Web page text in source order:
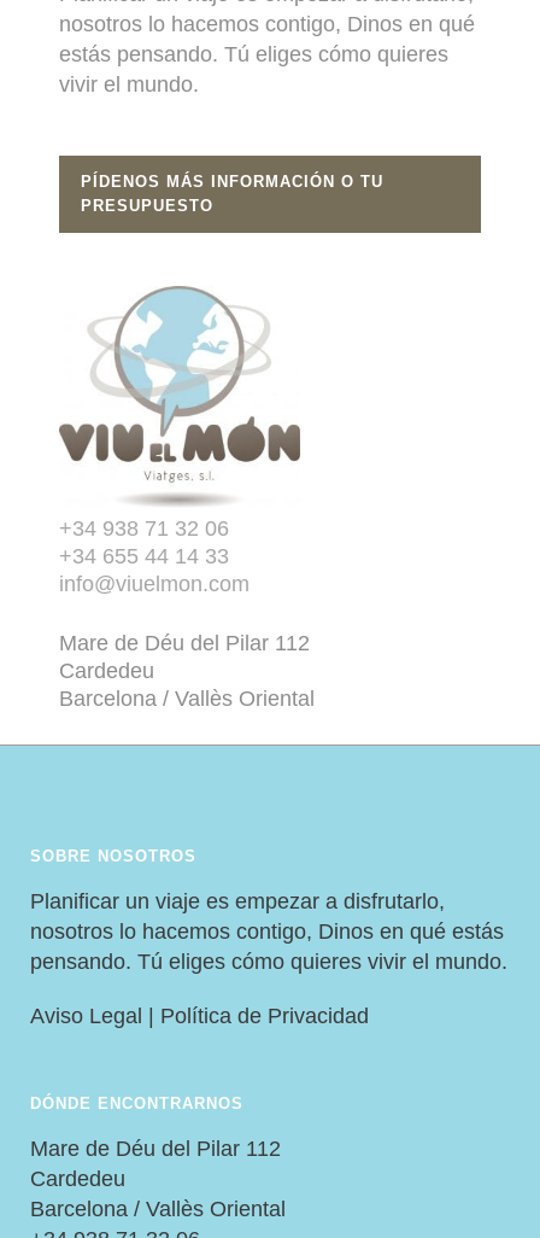
nosotros lo hacemos contigo, Dinos en qué
estás pensando. Tú eliges cómo quieres
vivir el mundo.
PÍDENOS MÁS INFORMACIÓN O TU
PRESUPUESTO
+34 938 71 32 06
+34 655 44 14 33
info@viuelmon.com
Mare de Déu del Pilar 112
Cardedeu
Barcelona / Vallès Oriental
SOBRE NOSOTROS
Planificar un viaje es empezar a disfrutarlo,
nosotros lo hacemos contigo, Dinos en qué estás
pensando. Tú eliges cómo quieres vivir el mundo.
Aviso Legal | Política de Privacidad
DÓNDE ENCONTRARNOS
Mare de Déu del Pilar 112
Cardedeu
Barcelona / Vallès Oriental